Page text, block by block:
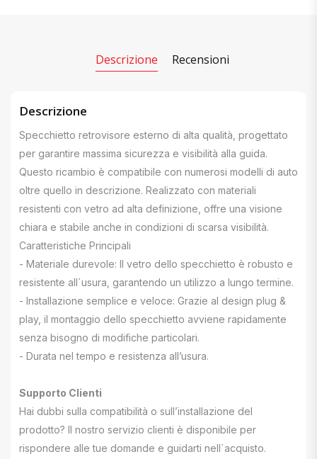
Descrizione Recensioni
Descrizione
Specchietto retrovisore esterno di alta qualità, progettato
per garantire massima sicurezza e visibilità alla guida.
Questo ricambio è compatibile con numerosi modelli di auto
oltre quello in descrizione. Realizzato con materiali
resistenti con vetro ad alta definizione, offre una visione
chiara e stabile anche in condizioni di scarsa visibilità.
Caratteristiche Principali
- Materiale durevole: Il vetro dello specchietto è robusto e
resistente all`usura, garantendo un utilizzo a lungo termine.
- Installazione semplice e veloce: Grazie al design plug &
play, il montaggio dello specchietto avviene rapidamente
senza bisogno di modifiche particolari.
- Durata nel tempo e resistenza all’usura.
Supporto Clienti
Hai dubbi sulla compatibilità o sull’installazione del
prodotto? Il nostro servizio clienti è disponibile per
rispondere alle tue domande e guidarti nell`acquisto.